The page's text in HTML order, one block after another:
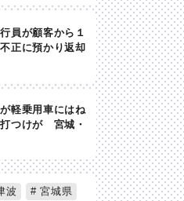
員が顧客から１
正に預かり返却
軽乗用車にはね
つけが 宮城・
波
宮城県